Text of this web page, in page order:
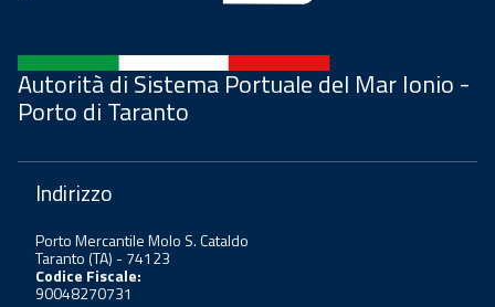
Autorità di Sistema Portuale del Mar Ionio -
Porto di Taranto
Indirizzo
Porto Mercantile Molo S. Cataldo
Taranto (TA) - 74123
Codice Fiscale:
90048270731